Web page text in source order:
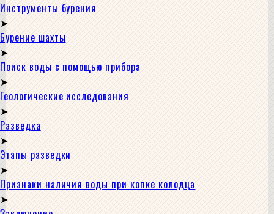
Инструменты бурения
Бурение шахты
Поиск воды с помощью прибора
Геологические исследования
Разведка
Этапы разведки
Признаки наличия воды при копке колодца